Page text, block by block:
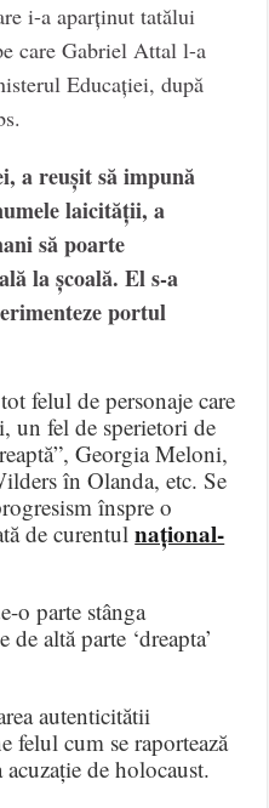
i-a aparținut tatălui
care Gabriel Attal l-a
Educației, după
a reușit să impună
laicității, a
să poarte
la școală. El s-a
portul
felul de personaje care
un fel de sperietori de
Georgia Meloni,
în Olanda, etc. Se
înspre o
de curentulnațional-
o parte stânga
altă parte ‘dreapta’
autenticitătii
felul cum se raportează
de holocaust.